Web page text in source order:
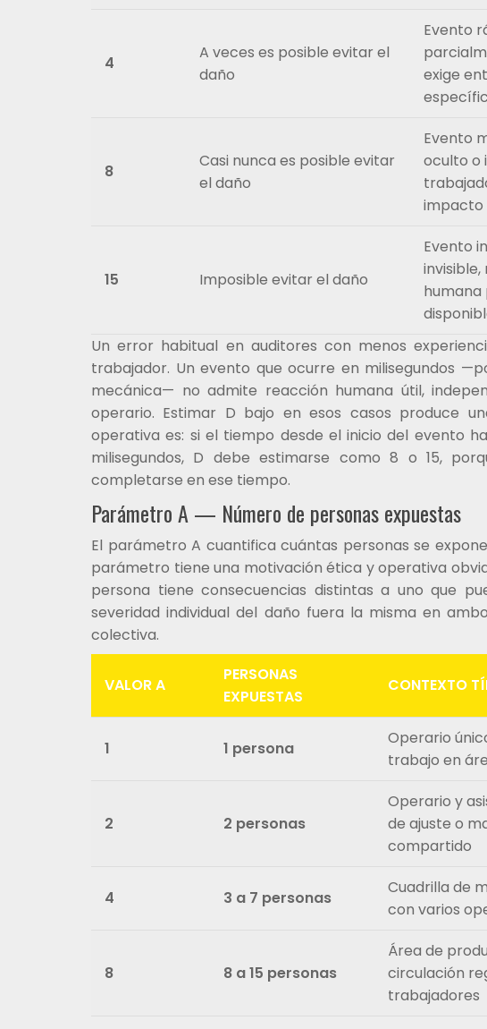
4
A veces es posible evitar el
daño
Evento
exige
8
Casi nunca es posible evitar
el daño
Evento
oculto o
impacto
15 Imposible evitar el daño
Evento
humana
Un error habitual en auditores con menos
trabajador. Un evento que ocurre en milisegundos
mecánica— no admite reacción humana útil,
operario. Estimar D bajo en esos casos produce
operativa es: si el tiempo desde el inicio del evento
milisegundos, D debe estimarse como 8 o 15,
completarse en ese tiempo.
Parámetro A — Número de personas expuestas
El parámetro A cuantifica cuántas personas se
parámetro tiene una motivación ética y operativa
persona tiene consecuencias distintas a uno que
severidad individual del daño fuera la misma en
colectiva.
VALOR A
PERSONAS
EXPUESTAS
CONTEXTO
1 1 persona
Operario
trabajo en
2 2 personas
Operario y
de ajuste o
compartido
4 3 a 7 personas
Cuadrilla de
con varios
8 8 a 15 personas
Área de
circulación
trabajadores